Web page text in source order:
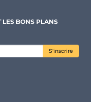
LES BONS PLANS
S'inscrire